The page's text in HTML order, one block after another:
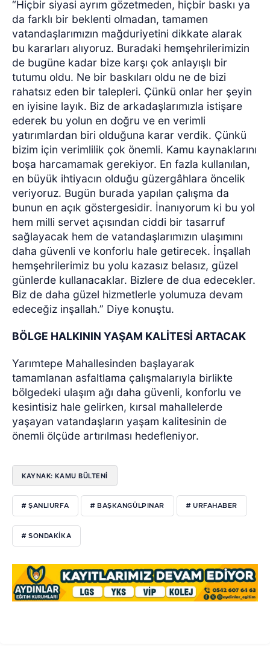
“Hiçbir siyasi ayrım gözetmeden, hiçbir baskı ya
da farklı bir beklenti olmadan, tamamen
vatandaşlarımızın mağduriyetini dikkate alarak
bu kararları alıyoruz. Buradaki hemşehrilerimizin
de bugüne kadar bize karşı çok anlayışlı bir
tutumu oldu. Ne bir baskıları oldu ne de bizi
rahatsız eden bir talepleri. Çünkü onlar her şeyin
en iyisine layık. Biz de arkadaşlarımızla istişare
ederek bu yolun en doğru ve en verimli
yatırımlardan biri olduğuna karar verdik. Çünkü
bizim için verimlilik çok önemli. Kamu kaynaklarını
boşa harcamamak gerekiyor. En fazla kullanılan,
en büyük ihtiyacın olduğu güzergâhlara öncelik
veriyoruz. Bugün burada yapılan çalışma da
bunun en açık göstergesidir. İnanıyorum ki bu yol
hem milli servet açısından ciddi bir tasarruf
sağlayacak hem de vatandaşlarımızın ulaşımını
daha güvenli ve konforlu hale getirecek. İnşallah
hemşehrilerimiz bu yolu kazasız belasız, güzel
günlerde kullanacaklar. Bizlere de dua edecekler.
Biz de daha güzel hizmetlerle yolumuza devam
edeceğiz inşallah.” Diye konuştu.
BÖLGE HALKININ YAŞAM KALİTESİ ARTACAK
Yarımtepe Mahallesinden başlayarak
tamamlanan asfaltlama çalışmalarıyla birlikte
bölgedeki ulaşım ağı daha güvenli, konforlu ve
kesintisiz hale gelirken, kırsal mahallelerde
yaşayan vatandaşların yaşam kalitesinin de
önemli ölçüde artırılması hedefleniyor.
KAYNAK: KAMU BÜLTENİ
# ŞANLIURFA # BAŞKANGÜLPINAR # URFAHABER
# SONDAKIKA